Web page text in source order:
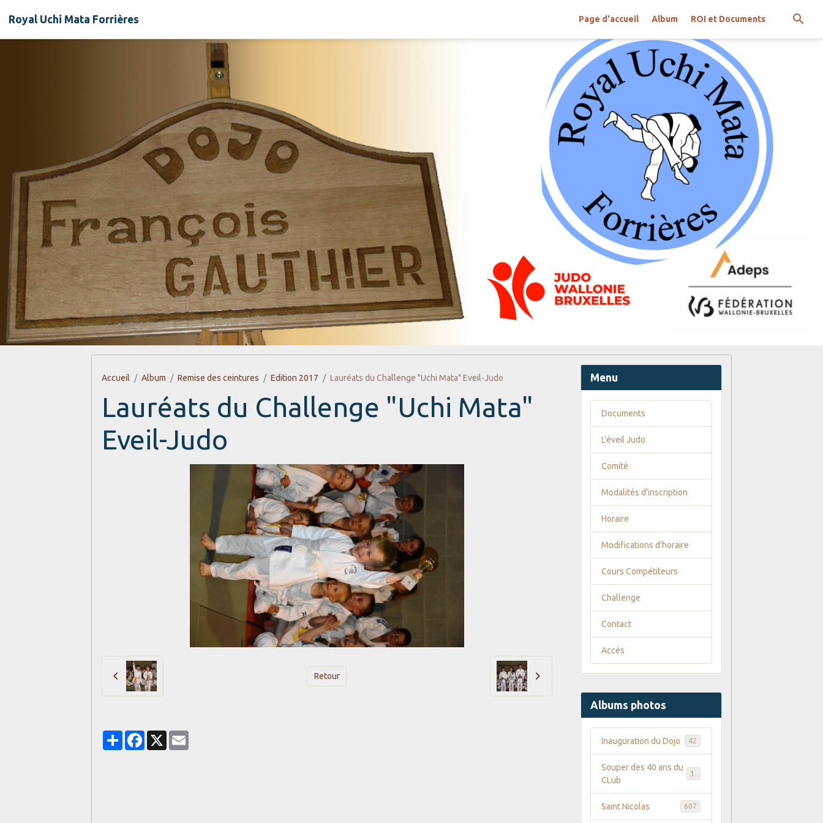
Royal Uchi Mata Forrières Page d'accueil Album ROI et Documents
Accueil Album Remise des ceintures Edition 2017 Lauréats du Challenge "Uchi Mata" Eveil-Judo
Lauréats du Challenge "Uchi Mata"
Eveil-Judo
Retour
PartagerFacebook
X
Menu
Documents
L'éveil Judo
Comité
Modalités d'inscription
Horaire
Modifications d'horaire
Cours Compétiteurs
Challenge
Contact
Accès
Albums photos
Inauguration du Dojo 42
Souper des 40 ans du
CLub
Saint Nicolas 607